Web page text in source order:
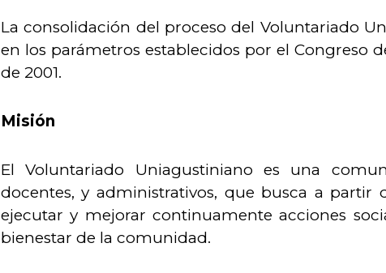
La consolidación del proceso del Voluntariado
en los parámetros establecidos por el Congreso
de 2001.
Misión
El Voluntariado Uniagustiniano es una
docentes, y administrativos, que busca a partir
ejecutar y mejorar continuamente acciones
bienestar de la comunidad.